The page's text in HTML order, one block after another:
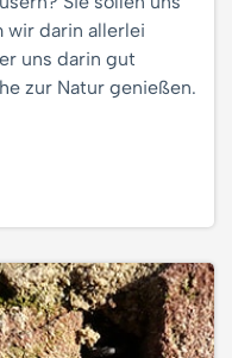
darin allerlei
uns darin gut
zur Natur genießen.